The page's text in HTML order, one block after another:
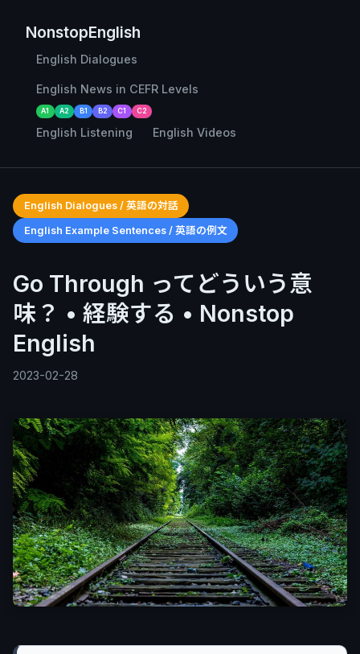
NonstopEnglish
English Dialogues
English News in CEFR Levels
A1 A2 B1 B2 C1 C2
English Listening English Videos
English Dialogues / 英語の対話
English Example Sentences / 英語の例文
Go Through ってどういう意
味？ • 経験する • Nonstop
English
2023-02-28